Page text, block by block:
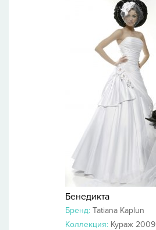
Бенедикта
Бренд: Tatiana Kaplun
Коллекция: Кураж 2009